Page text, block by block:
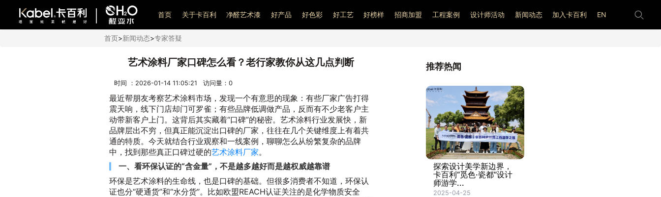
艺术漆加盟
首页 关于卡百利 净醛艺术漆 好产品 好色彩 好工艺 好榜样 招商加盟 工程案例 设计师活动 新闻动态 加入卡百利 EN
首页>新闻动态>专家答疑
艺术涂料厂家口碑怎么看？老行家教你从这几点判断
时间 ：2026-01-14 11:05:21 访问量： 0
最近帮朋友考察艺术涂料市场，发现一个有意思的现象：有些厂家广告打得
震天响，线下门店却门可罗雀；有些品牌低调做产品，反而有不少老客户主
动带新客户上门。这背后其实藏着“口碑”的秘密。艺术涂料行业发展快，新
品牌层出不穷，但真正能沉淀出口碑的厂家，往往在几个关键维度上有着共
通的特质。今天就结合行业观察和一线案例，聊聊怎么从纷繁复杂的品牌
中，找到那些真正口碑过硬的艺术涂料厂家。
一、看环保认证的“含金量”，不是越多越好而是越权威越靠谱
环保是艺术涂料的生命线，也是口碑的基础。但很多消费者不知道，环保认
证也分“硬通货”和“水分货”。比如欧盟REACH认证关注的是化学物质安全
推荐热闻
探索设计美学新边界，
卡百利“觅色·瓷都”设计
师游学...
2025-04-25